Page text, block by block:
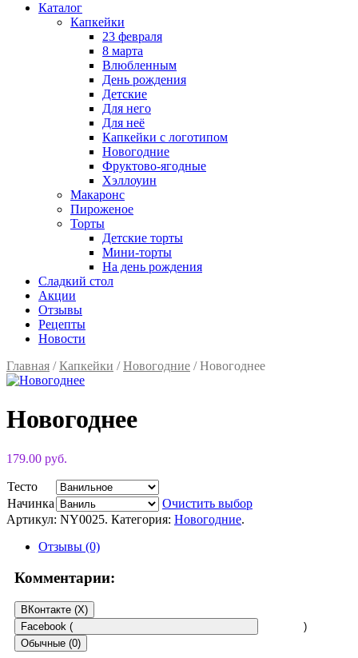
Каталог
Капкейки
23 февраля
8 марта
Влюбленным
День рождения
Детские
Для него
Для неё
Капкейки с логотипом
Новогодние
Фруктово-ягодные
Хэллоуин
Макаронс
Пироженое
Торты
Детские торты
Мини-торты
На день рождения
Сладкий стол
Акции
Отзывы
Рецепты
Новости
Главная /Капкейки /Новогодние / Новогоднее
Новогоднее
179.00 руб.
Тесто
Начинка
Очистить выбор
Артикул: NY0025. Категория: Новогодние.
Отзывы (0)
Комментарии:
ВКонтакте (X)
Facebook (
)
Обычные (0)